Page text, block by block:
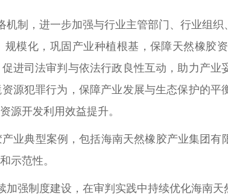
机制，进一步加强与行业主管部门、行业组
模化，巩固产业种植根基，保障天然橡胶
进司法审判与依法行政良性互动，助力产
源犯罪行为，保障产业发展与生态保护的平
资源开发利用效益提升。
业典型案例，包括海南天然橡胶产业集团
和示范性。
强制度建设，在审判实践中持续优化海南